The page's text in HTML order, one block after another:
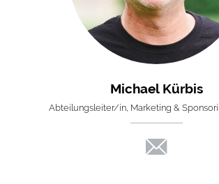
Michael Kürbis
Abteilungsleiter/in, Marketing &